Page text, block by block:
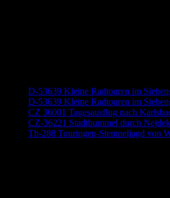
D-53639 Kleine Radtouren im
D-53639 Kleine Radtouren im
CZ 36001 Tagesausflug nach
CZ-36221 Stadtbummel durch Nejdek
Th-288 Touringen-Stempeljagd von